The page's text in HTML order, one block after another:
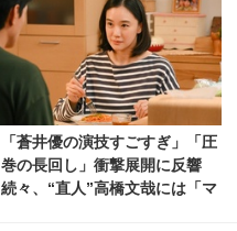
「蒼井優の演技すごすぎ」「圧
巻の長回し」衝撃展開に反響
続々、“直人”高橋文哉には「マ